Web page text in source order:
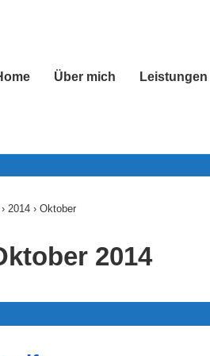
Über mich Leistungen
› 2014 › Oktober
2014